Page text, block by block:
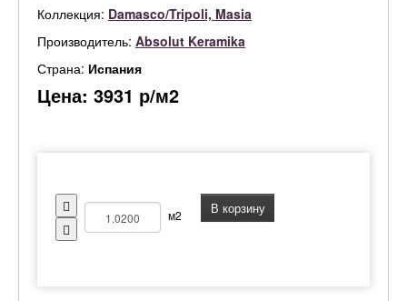
Коллекция: Damasco/Tripoli, Masia
Производитель: Absolut Keramika
Страна: Испания
Цена: 3931 р/м2
м2 В корзину